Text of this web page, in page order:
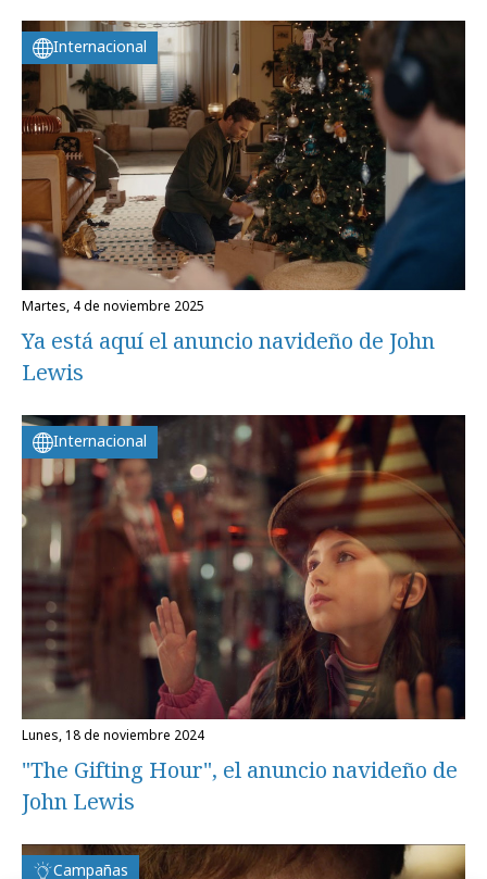
Internacional
martes, 4 de noviembre 2025
Ya está aquí el anuncio navideño de John
Lewis
Internacional
lunes, 18 de noviembre 2024
"The Gifting Hour", el anuncio navideño de
John Lewis
Campañas